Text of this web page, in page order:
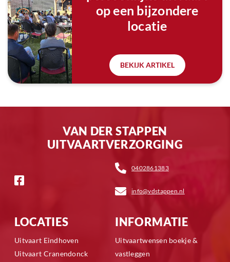
op een bijzondere
locatie
BEKIJK ARTIKEL
VAN DER STAPPEN
UITVAARTVERZORGING
0402861383
info@vdstappen.nl
LOCATIES
Uitvaart Eindhoven
Uitvaart Cranendonck
INFORMATIE
Uitvaartwensen boekje &
vastleggen